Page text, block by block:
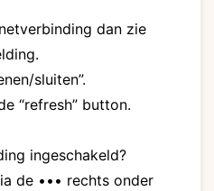
dan zie
sluiten”.
“refresh” button.
ingeschakeld?
de ••• rechts onder